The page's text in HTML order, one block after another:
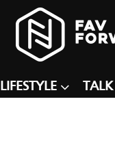
LIFESTYLE